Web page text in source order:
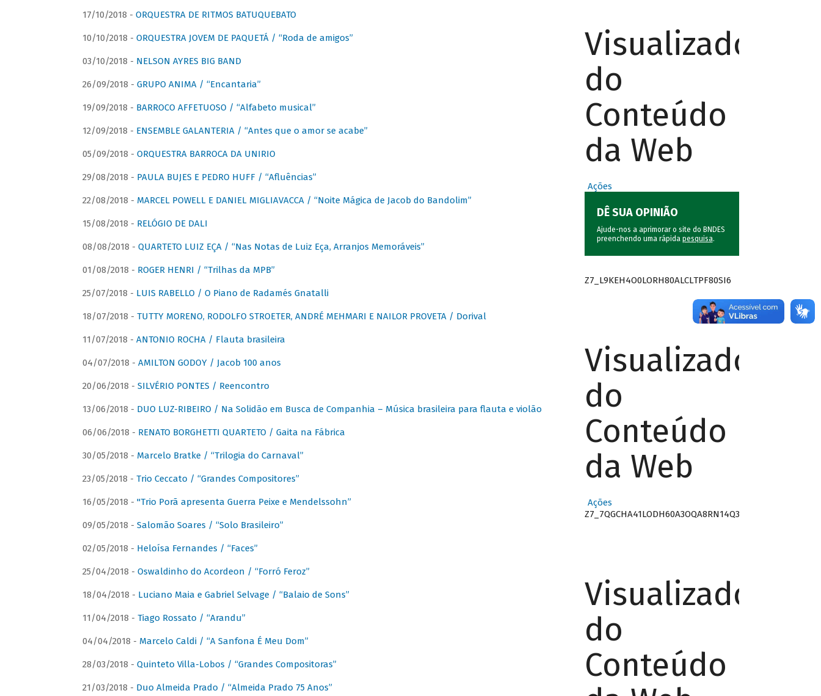
17/10/2018 - ORQUESTRA DE RITMOS BATUQUEBATO
10/10/2018 - ORQUESTRA JOVEM DE PAQUETÁ / “Roda de amigos”
03/10/2018 - NELSON AYRES BIG BAND
26/09/2018 - GRUPO ANIMA / “Encantaria”
19/09/2018 - BARROCO AFFETUOSO / “Alfabeto musical”
12/09/2018 - ENSEMBLE GALANTERIA / “Antes que o amor se acabe”
05/09/2018 - ORQUESTRA BARROCA DA UNIRIO
29/08/2018 - PAULA BUJES E PEDRO HUFF / “Afluências”
22/08/2018 - MARCEL POWELL E DANIEL MIGLIAVACCA / “Noite Mágica de Jacob do Bandolim”
15/08/2018 - RELÓGIO DE DALI
08/08/2018 - QUARTETO LUIZ EÇA / “Nas Notas de Luiz Eça, Arranjos Memoráveis”
01/08/2018 - ROGER HENRI / “Trilhas da MPB”
25/07/2018 - LUIS RABELLO / O Piano de Radamés Gnatalli
18/07/2018 - TUTTY MORENO, RODOLFO STROETER, ANDRÉ MEHMARI E NAILOR PROVETA / Dorival
11/07/2018 - ANTONIO ROCHA / Flauta brasileira
04/07/2018 - AMILTON GODOY / Jacob 100 anos
20/06/2018 - SILVÉRIO PONTES / Reencontro
13/06/2018 - DUO LUZ-RIBEIRO / Na Solidão em Busca de Companhia – Música brasileira para flauta e violão
06/06/2018 - RENATO BORGHETTI QUARTETO / Gaita na Fábrica
30/05/2018 - Marcelo Bratke / “Trilogia do Carnaval”
23/05/2018 - Trio Ceccato / “Grandes Compositores”
16/05/2018 - "Trio Porã apresenta Guerra Peixe e Mendelssohn”
09/05/2018 - Salomão Soares / “Solo Brasileiro”
02/05/2018 - Heloísa Fernandes / “Faces”
25/04/2018 - Oswaldinho do Acordeon / “Forró Feroz”
18/04/2018 - Luciano Maia e Gabriel Selvage / “Balaio de Sons”
11/04/2018 - Tiago Rossato / “Arandu”
04/04/2018 - Marcelo Caldi / “A Sanfona É Meu Dom”
28/03/2018 - Quinteto Villa-Lobos / “Grandes Compositoras”
21/03/2018 - Duo Almeida Prado / “Almeida Prado 75 Anos”
Visualizador
do
Conteúdo
da Web
Ações
DÊ SUA OPINIÃO
Ajude-nos a aprimorar o site do BNDES
preenchendo uma rápida pesquisa.
Z7_L9KEH4O0LORH80ALCLTPF80SI6
Visualizador
do
Conteúdo
da Web
Ações
Z7_7QGCHA41LODH60A3OQA8RN14Q3
Visualizador
do
Conteúdo